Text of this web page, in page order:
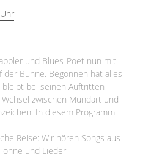
und Blues-Poet nun mit
Bühne. Begonnen hat alles
bei seinen Auftritten
zwischen Mundart und
In diesem Programm
Reise: Wir hören Songs aus
ohne und Lieder